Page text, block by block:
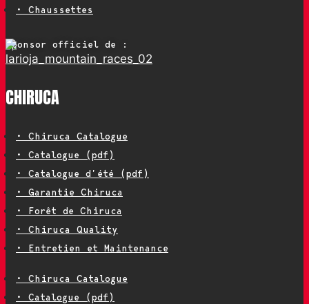
• Chaussettes
Sponsor officiel de :
CHIRUCA
• Chiruca Catalogue
• Catalogue (pdf)
• Catalogue d’été (pdf)
• Garantie Chiruca
• Forêt de Chiruca
• Chiruca Quality
• Entretien et Maintenance
• Chiruca Catalogue
• Catalogue (pdf)